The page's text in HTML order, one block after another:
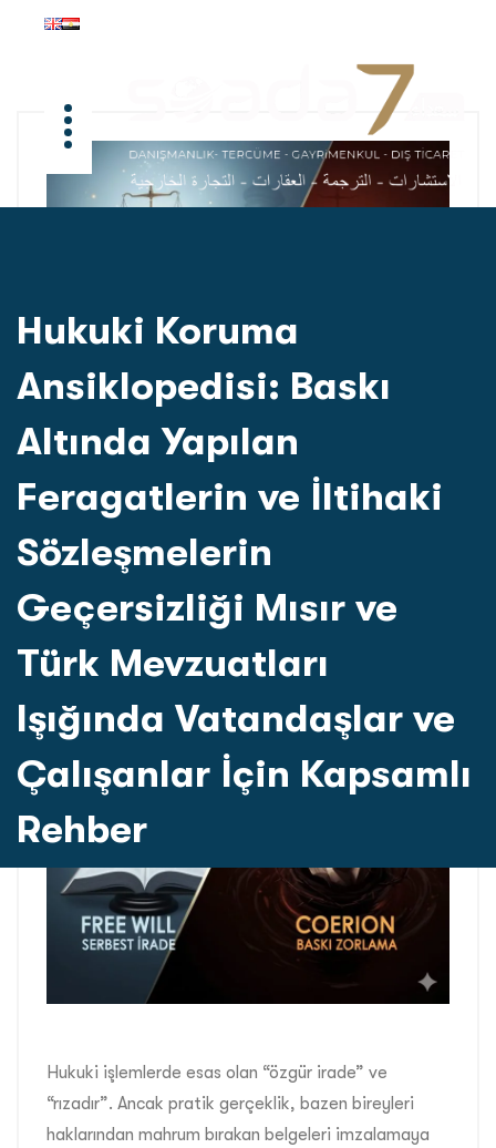
Hukuki Koruma
Ansiklopedisi: Baskı
Altında Yapılan
Feragatlerin ve İltihaki
Sözleşmelerin
Geçersizliği Mısır ve
Türk Mevzuatları
Işığında Vatandaşlar ve
Çalışanlar İçin Kapsamlı
Rehber
Hukuki işlemlerde esas olan “özgür irade” ve
“rızadır”. Ancak pratik gerçeklik, bazen bireyleri
haklarından mahrum bırakan belgeleri imzalamaya